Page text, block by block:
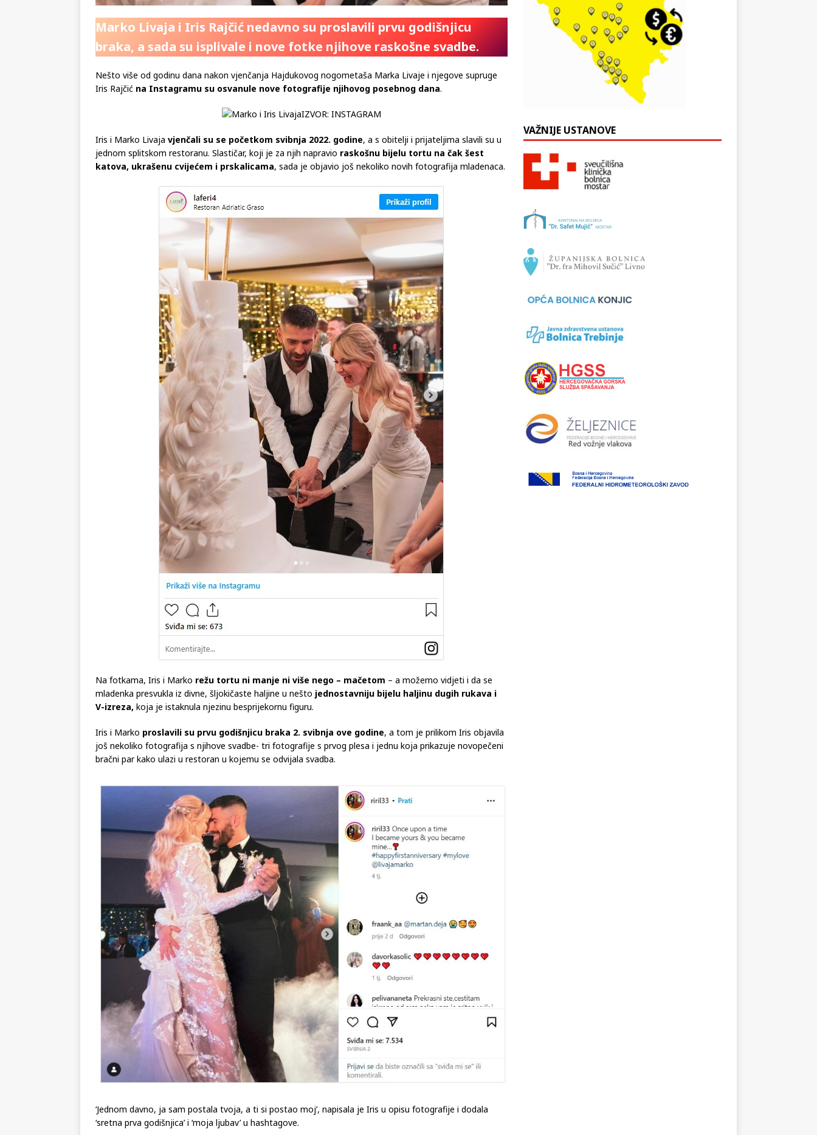
Marko Livaja i Iris Rajčić nedavno su proslavili prvu godišnjicu
braka, a sada su isplivale i nove fotke njihove raskošne svadbe.
Nešto više od godinu dana nakon vjenčanja Hajdukovog nogometaša Marka Livaje i njegove supruge
na Instagramu su osvanule nove fotografije njihovog posebnog dana
IZVOR: INSTAGRAM
Iris i Marko Livaja vjenčali su se početkom svibnja 2022. godine
, a s obitelji i prijateljima slavili su u
jednom splitskom restoranu. Slastičar, koji je za njih napravio
raskošnu bijelu tortu na čak šest
katova, ukrašenu cvijećem i prskalicama, sada je objavio još nekoliko novih fotografija mladenaca.
Na fotkama, Iris i Marko režu tortu ni manje ni više nego – mačetom– a možemo vidjeti i da se
mladenka presvukla iz divne, šljokičaste haljine u nešto
V-izreza,koja je istaknula njezinu besprijekornu figuru.
Iris i Marko proslavili su prvu godišnjicu braka 2. svibnja ove godine
, a tom je prilikom Iris objavila
još nekoliko fotografija s njihove svadbe- tri fotografije s prvog plesa i jednu koja prikazuje novopečeni
‘Jednom davno, ja sam postala tvoja, a ti si postao moj’, napisala je Iris u opisu fotografije i dodala
VAŽNIJE USTANOVE